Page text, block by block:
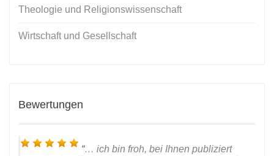
Theologie und Religionswissenschaft
Wirtschaft und Gesellschaft
Bewertungen
… ich bin froh, bei Ihnen publiziert